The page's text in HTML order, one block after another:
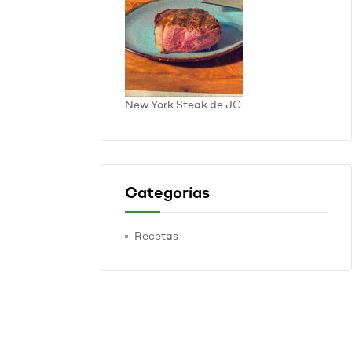
New York Steak de JC
Categorías
Recetas